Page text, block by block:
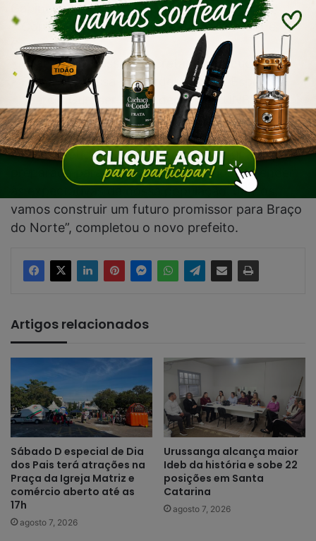
Gabinete
• Coronel Marcos Aurélio Ramm – Diretor de
Compras
• Joana Silva Lessa – Secretária de Educação
• Fernando Lessa – Coordenador de Esportes
• Laércio Guesser – Presidente da FUNBAMA
“Com profissionais experientes e
comprometidos, estamos formamos uma equipe
preparada para enfrentar os desafios e atender
às expectativas da nossa população. Juntos,
vamos construir um futuro promissor para Braço
do Norte”, completou o novo prefeito.
Artigos relacionados
Sábado D especial de Dia
dos Pais terá atrações na
Praça da Igreja Matriz e
comércio aberto até as
17h
agosto 7, 2026
Urussanga alcança maior
Ideb da história e sobe 22
posições em Santa
Catarina
agosto 7, 2026